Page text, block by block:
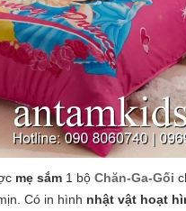
mẹ sắm 1 bộ Chăn-Ga-Gối
Có in hình nhật vật hoạt